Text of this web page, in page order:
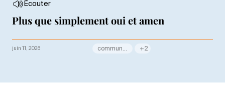
Écouter
Plus que simplement oui et amen
juin 11, 2026 communauté +2